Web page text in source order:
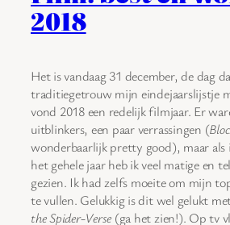
2018
Het is vandaag 31 december, de dag
traditiegetrouw mijn eindejaarslijstje
vond 2018 een redelijk filmjaar. Er
uitblinkers, een paar verrassingen (
wonderbaarlijk pretty good), maar als
het gehele jaar heb ik veel matige en
gezien. Ik had zelfs moeite om mijn
te vullen. Gelukkig is dit wel gelukt
the Spider-Verse (ga het zien!). Op tv